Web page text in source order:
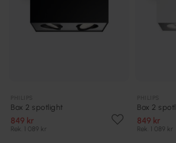
Box 2 spotlight
849 kr
Rek. 1 089 kr
Box 2
849 kr
Rek. 1 089 kr